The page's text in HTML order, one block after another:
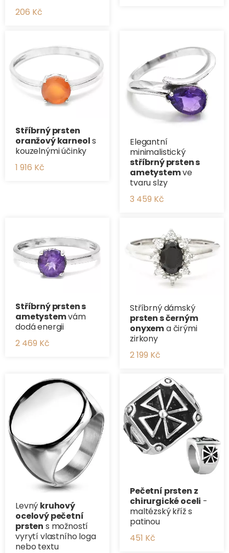
206 Kč
Stříbrný prsten
oranžový karneols
kouzelnými účinky
1 916 Kč
Elegantní
minimalistický
stříbrný prsten s
ametystemve
tvaru slzy
3 459 Kč
Stříbrný prsten s
ametystemvám
dodá energii
2 469 Kč
Stříbrný dámský
prsten s černým
onyxema čirými
zirkony
2 199 Kč
Levný kruhový
ocelový pečetní
prsten s možností
vyrytí vlastního loga
nebo textu
Pečetní prsten z
chirurgické oceli -
maltézský kříž s
patinou
451 Kč